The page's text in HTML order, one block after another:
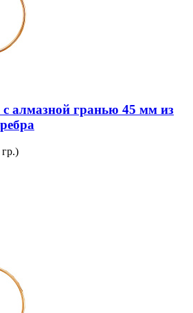
с алмазной гранью 45 мм из